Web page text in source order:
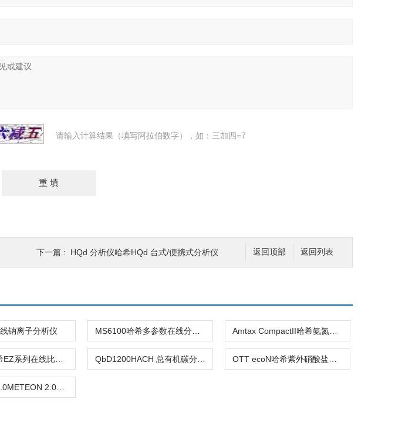
请输入计算结果（填写阿拉伯数字），如：三加四=7
返回列表
返回顶部
下一篇 : HQd 分析仪哈希HQd 台式/便携式分析仪
钠离子分析仪